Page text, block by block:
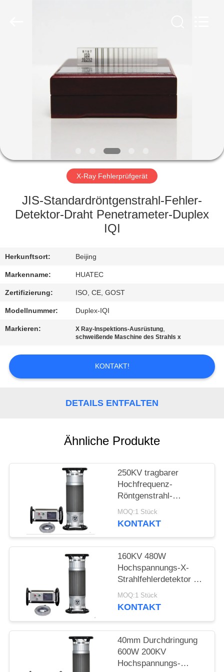
PRODUKTE
FABRIK-
AUSFLUG
QUALITÄTSKONTROLLE
SIE
MIT
UNS
IN
VERBINDUNG
FORDERN
SIE EIN
POLICY
X-Ray Fehlerprüfgerät
JIS-Standardröntgenstrahl-Fehler-
Detektor-Draht Penetrameter-Duplex
IQI
Herkunftsort: Beijing
Markenname: HUATEC
Zertifizierung: ISO, CE, GOST
Modellnummer: Duplex-IQI
Markieren: X Ray-Inspektions-Ausrüstung,
schweißende Maschine des Strahls x
KONTAKT!
DETAILS ENTFALTEN
Ähnliche Produkte
250KV tragbarer
Hochfrequenz-
Röntgenstrahl-
Fehlerdetektor mit
50mm Durchdringung
MOQ:1 Stück
KONTAKT
160KV 480W
Hochspannungs-X-
Strahlfehlerdetektor mit
22mm Durchdringung
MOQ:1 Stück
KONTAKT
40mm Durchdringung
600W 200KV
Hochspannungs-